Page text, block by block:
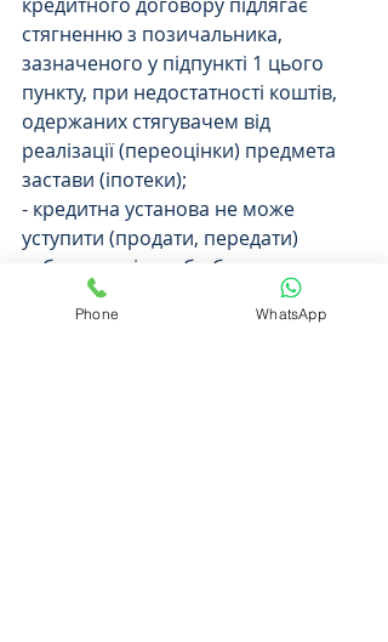
кредитного договору підлягає
стягненню з позичальника,
зазначеного у підпункті 1 цього
пункту, при недостатності коштів,
одержаних стягувачем від
реалізації (переоцінки) предмета
застави (іпотеки);
- кредитна установа не може
уступити (продати, передати)
заборгованість або борг,
визначений у підпункті 1 цього
пункту, на користь (у власність)
Phone WhatsApp